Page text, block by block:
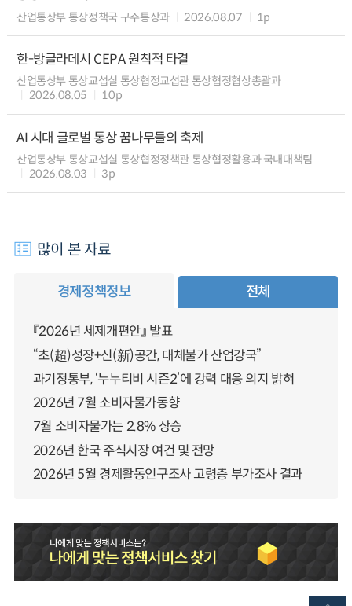
산업통상부 통상정책국 구주통상과 2026.08.07 1p
한-방글라데시 CEPA 원칙적 타결
산업통상부 통상교섭실 통상협정교섭관 통상협정협상총괄과
2026.08.05
10p
AI 시대 글로벌 통상 꿈나무들의 축제
산업통상부 통상교섭실 통상협정정책관 통상협정활용과 국내대책팀
2026.08.03
3p
많이 본 자료
경제정책정보 전체
『2026년 세제개편안』 발표
“초(超)성장+신(新)공간, 대체불가 산업강국”
과기정통부, ‘누누티비 시즌2’에 강력 대응 의지 밝혀
2026년 7월 소비자물가동향
7월 소비자물가는 2.8% 상승
2026년 한국 주식시장 여건 및 전망
2026년 5월 경제활동인구조사 고령층 부가조사 결과